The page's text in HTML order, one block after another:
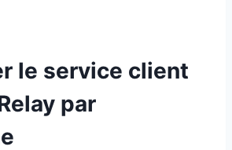
le service client
par